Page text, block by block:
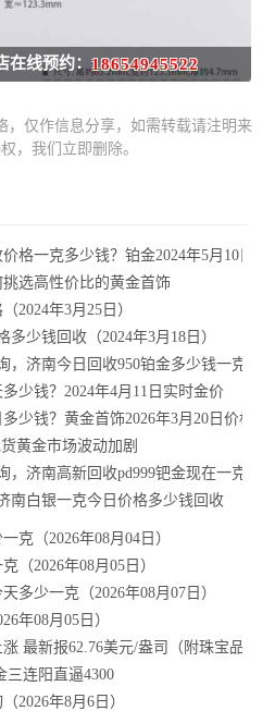
在线预约：18654945522
，仅作信息分享，如需转载请注明来
，我们立即删除。
格一克多少钱？铂金2024年5月10日行
选高性价比的黄金首饰
2024年3月25日）
少钱回收（2024年3月18日）
，济南今日回收950铂金多少钱一克
少钱？2024年4月11日实时金价
少钱？黄金首饰2026年3月20日价格查
黄金市场波动加剧
，济南高新回收pd999钯金现在一克价
南白银一克今日价格多少钱回收
克（2026年08月04日）
（2026年08月05日）
多少一克（2026年08月07日）
年08月05日）
最新报62.76美元/盎司（附珠宝品牌
三连阳直逼4300
2026年8月6日）